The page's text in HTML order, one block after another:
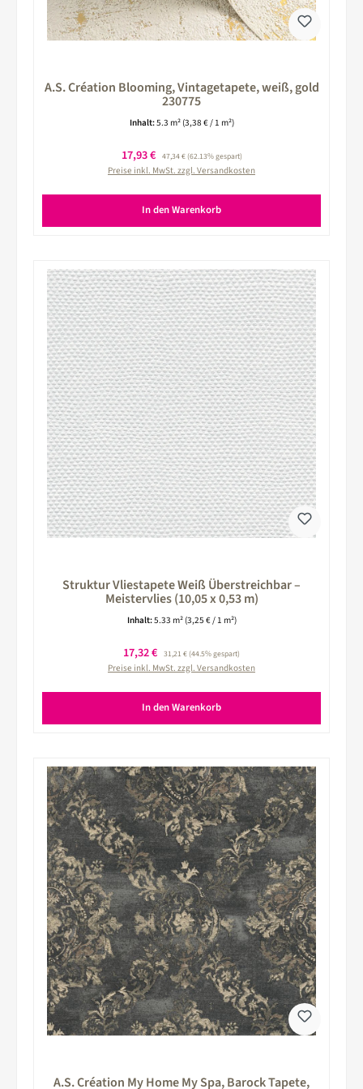
A.S. Création Blooming, Vintagetapete, weiß, gold
230775
Inhalt:5.3 m² (3,38 € / 1 m²)
Verkaufspreis:
17,93 € Regulärer Preis:
47,34 €(62.13% gespart)
Preise inkl. MwSt. zzgl. Versandkosten
In den Warenkorb
Struktur Vliestapete Weiß Überstreichbar –
Meistervlies (10,05 x 0,53 m)
Inhalt:5.33 m² (3,25 € / 1 m²)
Verkaufspreis:
17,32 € Regulärer Preis:
31,21 €(44.5% gespart)
Preise inkl. MwSt. zzgl. Versandkosten
In den Warenkorb
A.S. Création My Home My Spa, Barock Tapete,